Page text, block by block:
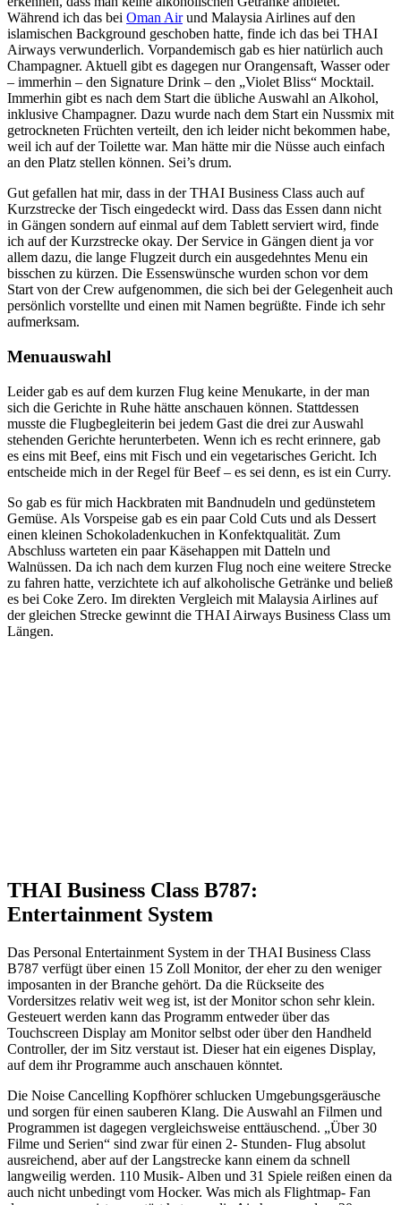
Während ich das bei Oman Airund Malaysia Airlines auf den
islamischen Background geschoben hatte, finde ich das bei THAI
Airways verwunderlich. Vorpandemisch gab es hier natürlich auch
Champagner. Aktuell gibt es dagegen nur Orangensaft, Wasser oder
– immerhin – den Signature Drink – den „Violet Bliss“ Mocktail.
Immerhin gibt es nach dem Start die übliche Auswahl an Alkohol,
inklusive Champagner. Dazu wurde nach dem Start ein Nussmix mit
getrockneten Früchten verteilt, den ich leider nicht bekommen habe,
weil ich auf der Toilette war. Man hätte mir die Nüsse auch einfach
an den Platz stellen können. Sei’s drum.
Gut gefallen hat mir, dass in der THAI Business Class auch auf
Kurzstrecke der Tisch eingedeckt wird. Dass das Essen dann nicht
in Gängen sondern auf einmal auf dem Tablett serviert wird, finde
ich auf der Kurzstrecke okay. Der Service in Gängen dient ja vor
allem dazu, die lange Flugzeit durch ein ausgedehntes Menu ein
bisschen zu kürzen. Die Essenswünsche wurden schon vor dem
Start von der Crew aufgenommen, die sich bei der Gelegenheit auch
persönlich vorstellte und einen mit Namen begrüßte. Finde ich sehr
aufmerksam.
Menuauswahl
Leider gab es auf dem kurzen Flug keine Menukarte, in der man
sich die Gerichte in Ruhe hätte anschauen können. Stattdessen
musste die Flugbegleiterin bei jedem Gast die drei zur Auswahl
stehenden Gerichte herunterbeten. Wenn ich es recht erinnere, gab
es eins mit Beef, eins mit Fisch und ein vegetarisches Gericht. Ich
entscheide mich in der Regel für Beef – es sei denn, es ist ein Curry.
So gab es für mich Hackbraten mit Bandnudeln und gedünstetem
Gemüse. Als Vorspeise gab es ein paar Cold Cuts und als Dessert
einen kleinen Schokoladenkuchen in Konfektqualität. Zum
Abschluss warteten ein paar Käsehappen mit Datteln und
Walnüssen. Da ich nach dem kurzen Flug noch eine weitere Strecke
zu fahren hatte, verzichtete ich auf alkoholische Getränke und beließ
es bei Coke Zero. Im direkten Vergleich mit Malaysia Airlines auf
der gleichen Strecke gewinnt die THAI Airways Business Class um
Längen.
THAI Business Class B787:
Entertainment System
Das Personal Entertainment System in der THAI Business Class
B787 verfügt über einen 15 Zoll Monitor, der eher zu den weniger
imposanten in der Branche gehört. Da die Rückseite des
Vordersitzes relativ weit weg ist, ist der Monitor schon sehr klein.
Gesteuert werden kann das Programm entweder über das
Touchscreen Display am Monitor selbst oder über den Handheld
Controller, der im Sitz verstaut ist. Dieser hat ein eigenes Display,
auf dem ihr Programme auch anschauen könntet.
Die Noise Cancelling Kopfhörer schlucken Umgebungsgeräusche
und sorgen für einen sauberen Klang. Die Auswahl an Filmen und
Programmen ist dagegen vergleichsweise enttäuschend. „Über 30
Filme und Serien“ sind zwar für einen 2- Stunden- Flug absolut
ausreichend, aber auf der Langstrecke kann einem da schnell
langweilig werden. 110 Musik- Alben und 31 Spiele reißen einen da
auch nicht unbedingt vom Hocker. Was mich als Flightmap- Fan